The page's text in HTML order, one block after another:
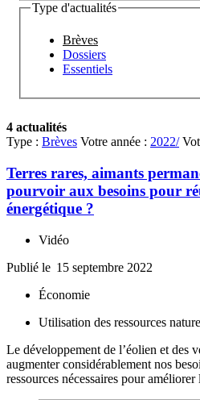
Type d'actualités
Brèves
Dossiers
Essentiels
4 actualités
Type : Brèves Votre année : 2022/
Terres rares, aimants
pourvoir aux besoins pour
énergétique ?
Vidéo
Publié le 15 septembre 2022
Économie
Utilisation des ressources
Le développement de l’éolien et des
augmenter considérablement nos
ressources nécessaires pour